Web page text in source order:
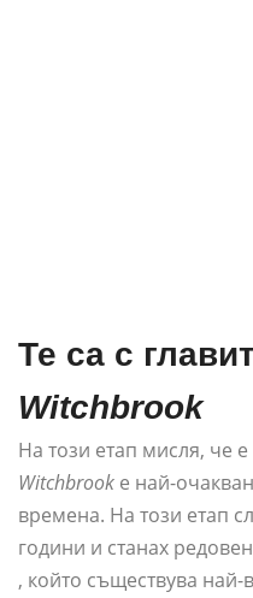
Те са с
Witchbrook
На този етап мисля, че
Witchbrook е най-
времена. На този етап
години и станах
, който съществува най-